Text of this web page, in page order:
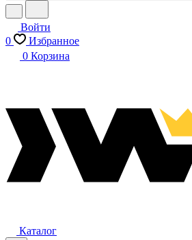
Войти
0
Избранное
0 Корзина
Каталог